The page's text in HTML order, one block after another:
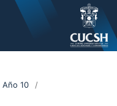
Año 10
/